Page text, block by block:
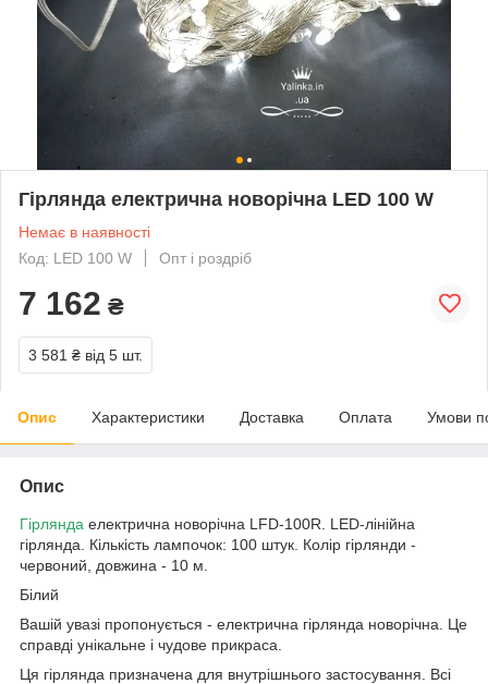
Гірлянда електрична новорічна LED 100 W
Немає в наявності
Код: LED 100 W
Опт і роздріб
7 162 ₴
3 581 ₴ від 5 шт.
Опис Характеристики Доставка Оплата Умови
Опис
Гірлянда електрична новорічна LFD-100R. LED-лінійна
гірлянда. Кількість лампочок: 100 штук. Колір гірлянди -
червоний, довжина - 10 м.
Білий
Вашій увазі пропонується - електрична гірлянда новорічна. Це
справді унікальне і чудове прикраса.
Ця гірлянда призначена для внутрішнього застосування. Всі